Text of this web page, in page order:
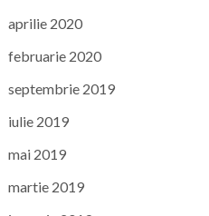
aprilie 2020
februarie 2020
septembrie 2019
iulie 2019
mai 2019
martie 2019